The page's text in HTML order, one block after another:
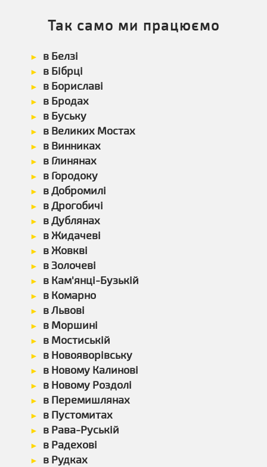
Так само ми працюємо
в Белзі
в Бібрці
в Бориславі
в Бродах
в Буську
в Великих Мостах
в Винниках
в Глинянах
в Городоку
в Добромилі
в Дрогобичі
в Дублянах
в Жидачеві
в Жовкві
в Золочеві
в Кам'янці-Бузькій
в Комарно
в Львові
в Моршині
в Мостиській
в Новояворівську
в Новому Калинові
в Новому Роздолі
в Перемишлянах
в Пустомитах
в Рава-Руській
в Радехові
в Рудках